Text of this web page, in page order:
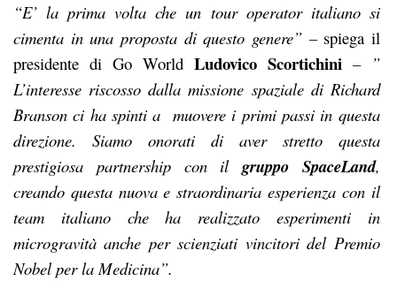
“E’ la prima volta che un tour operator italiano si
cimenta in una proposta di questo genere” – spiega il
presidente di Go WorldLudovico Scortichini– ”
L’interesse riscosso dalla missione spaziale di Richard
Branson ci ha spinti a muovere i primi passi in questa
direzione. Siamo onorati di aver stretto questa
prestigiosa partnership con ilgruppo SpaceLand,
creando questa nuova e straordinaria esperienza con il
team italiano che ha realizzato esperimenti in
microgravità anche per scienziati vincitori del Premio
Nobel per la Medicina”.